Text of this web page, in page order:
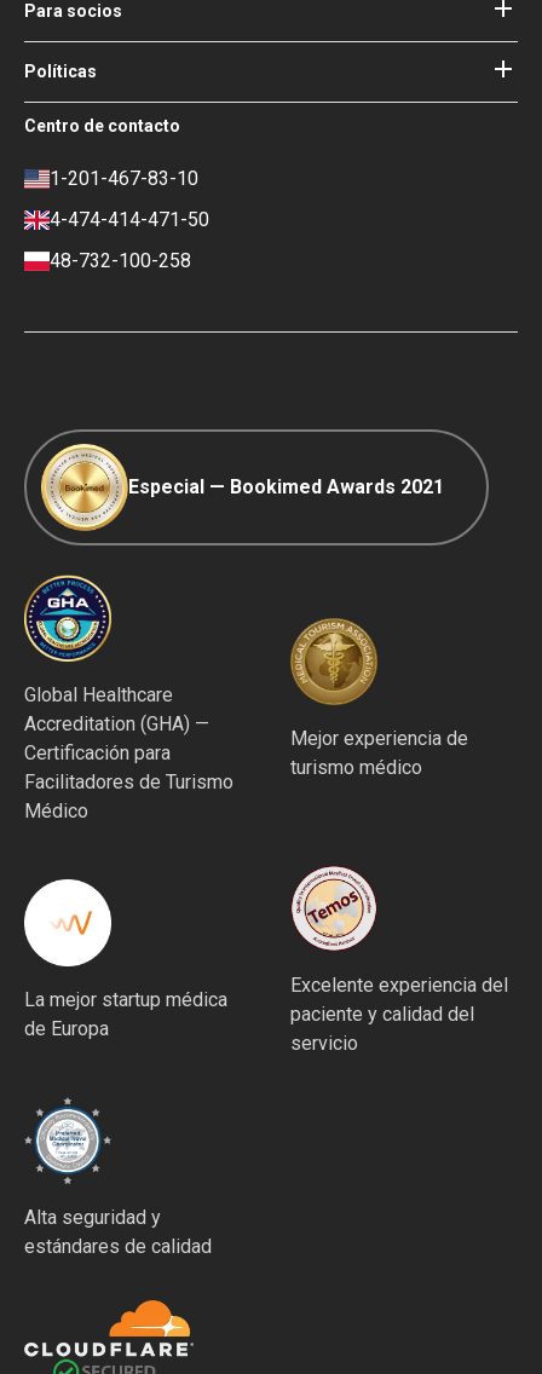
Guías
Sus garantías
Cómo funciona
Nuestros médicos
Consejo de Asesoría Médica de
Bookimed
Impacto social y Medios de
Carrera
Contactos
Para socios
Agregue su hospital
Acceso para socios
Políticas
Términos de uso
Política de privacidad
Política de reseñas
Condiciones de pago y depósito
Política de clasificación
Política editorial
Centro de contacto
1-201-467-83-10
4-474-414-471-50
48-732-100-258
Especial — Bookimed Awards 2021
Global Healthcare
Accreditation (GHA) —
Certificación para
Facilitadores de Turismo
Médico
Mejor experiencia de
turismo médico
La mejor startup médica
de Europa
Excelente experiencia del
paciente y calidad del
servicio
Alta seguridad y
estándares de calidad